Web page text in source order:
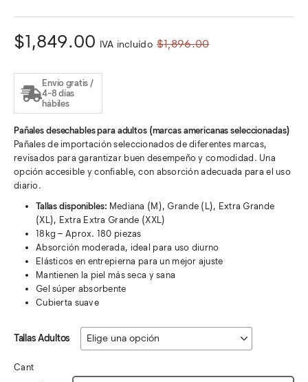
$1,896.00
El
original
era:
$1,896.00.
$1,849.00
El
actual
es:
$1,849.00.
IVA incluído
Envío gratis /
4-8 días
hábiles
Pañales desechables para adultos (marcas americanas seleccionadas)
Pañales de importación seleccionados de diferentes marcas,
revisados para garantizar buen desempeño y comodidad. Una
opción accesible y confiable, con absorción adecuada para el uso
diario.
Tallas disponibles: Mediana (M), Grande (L), Extra Grande
(XL), Extra Extra Grande (XXL)
18kg – Aprox. 180 piezas
Absorción moderada, ideal para uso diurno
Elásticos en entrepierna para un mejor ajuste
Mantienen la piel más seca y sana
Gel súper absorbente
Cubierta suave
Tallas Adultos
Cant